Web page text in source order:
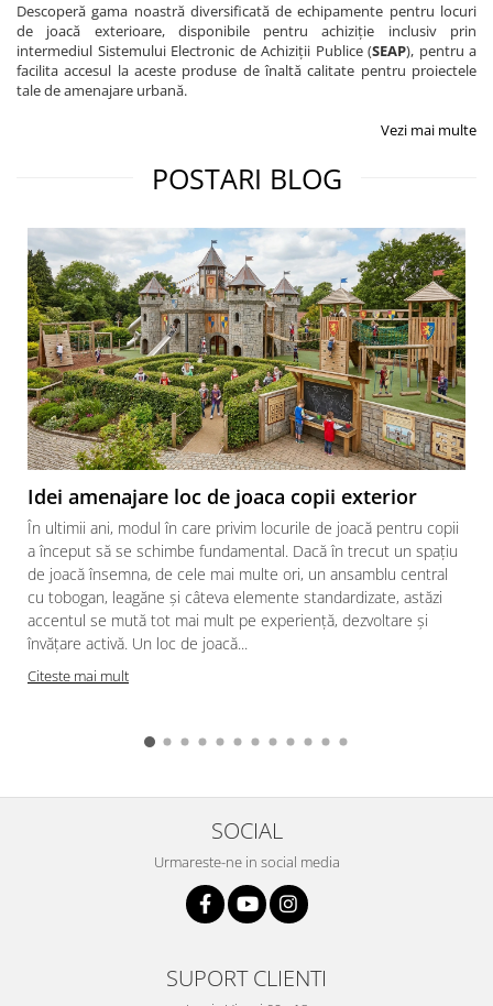
Descoperă gama noastră diversificată de echipamente pentru locuri
de joacă exterioare, disponibile pentru achiziție inclusiv prin
intermediul Sistemului Electronic de Achiziții Publice (SEAP), pentru a
facilita accesul la aceste produse de înaltă calitate pentru proiectele
tale de amenajare urbană.
Vezi mai multe
POSTARI BLOG
Idei amenajare loc de joaca copii exterior
În ultimii ani, modul în care privim locurile de joacă pentru copii
a început să se schimbe fundamental. Dacă în trecut un spațiu
de joacă însemna, de cele mai multe ori, un ansamblu central
cu tobogan, leagăne și câteva elemente standardizate, astăzi
accentul se mută tot mai mult pe experiență, dezvoltare și
învățare activă. Un loc de joacă...
Citeste mai mult
SOCIAL
Urmareste-ne in social media
SUPORT CLIENTI